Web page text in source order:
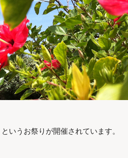
というお祭りが開催されています。